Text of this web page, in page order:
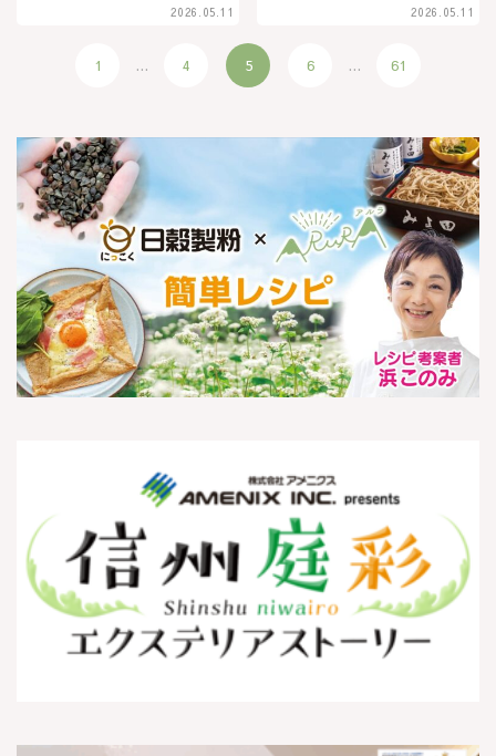
『小布施パーキングエリア下
2026.05.11
ールで開催＠長野市
2026.05.11
1 ... 4 5 6 ... 61